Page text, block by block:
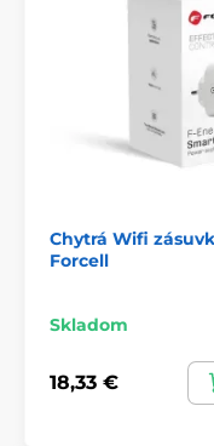
- kompletne
- Lokalizačný čip
Chytrá Wifi
Forcell
Skladom
18,33 €